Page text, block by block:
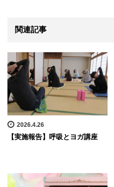
関連記事
2026.4.26
【実施報告】呼吸とヨガ講座